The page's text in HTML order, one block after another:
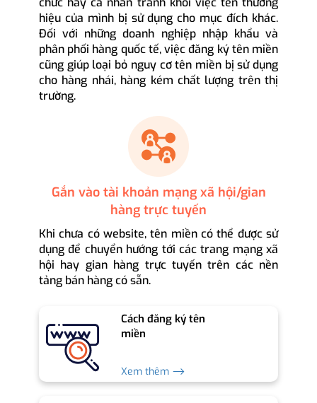
hiệu của mình bị sử dụng cho mục đích khác.
Đối với những doanh nghiệp nhập khẩu và
phân phối hàng quốc tế, việc đăng ký tên miền
cũng giúp loại bỏ nguy cơ tên miền bị sử dụng
cho hàng nhái, hàng kém chất lượng trên thị
trường.
Gắn vào tài khoản mạng xã hội/gian
hàng trực tuyến
Khi chưa có website, tên miền có thể được sử
dụng để chuyển hướng tới các trang mạng xã
hội hay gian hàng trực tuyến trên các nền
tảng bán hàng có sẵn.
Cách đăng ký tên
miền
Xem thêm ⟶